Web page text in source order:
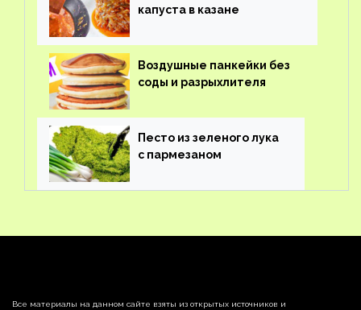
капуста в казане
Воздушные панкейки без
соды и разрыхлителя
Песто из зеленого лука
с пармезаном
Все материалы на данном сайте взяты из открытых источников и